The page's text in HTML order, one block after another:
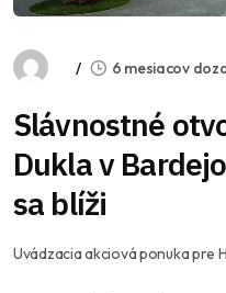
6 mesiacov
Slávnostné
Dukla v
sa blíži
Uvádzacia akciová ponuka pre